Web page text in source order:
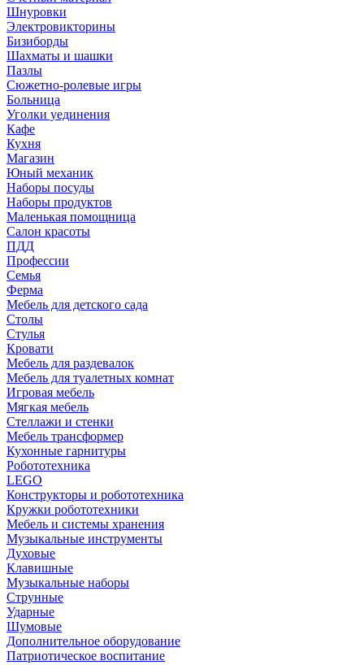
Шнуровки
Электровикторины
Бизиборды
Шахматы и шашки
Пазлы
Сюжетно-ролевые игры
Больница
Уголки уединения
Кафе
Кухня
Магазин
Юный механик
Наборы посуды
Наборы продуктов
Маленькая помощница
Салон красоты
ПДД
Профессии
Семья
Ферма
Мебель для детского сада
Столы
Cтулья
Кровати
Мебель для раздевалок
Мебель для туалетных комнат
Игровая мебель
Мягкая мебель
Стеллажи и стенки
Мебель трансформер
Кухонные гарнитуры
Робототехника
LEGO
Конструкторы и робототехника
Кружки робототехники
Мебель и системы хранения
Музыкальные инструменты
Духовые
Клавишные
Музыкальные наборы
Струнные
Ударные
Шумовые
Дополнительное оборудование
Патриотическое воспитание